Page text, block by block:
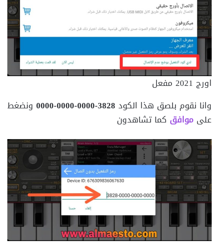
اورج 2021 مفعل
وانا نقوم بلصق هذا الكود 3828-0000-0000-0000
ونضغط
على موافق كما تشاهدون